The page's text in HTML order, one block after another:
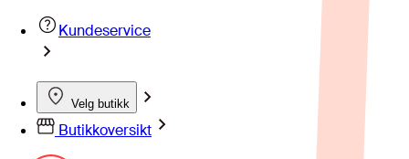
Kundeservice
Velg butikk
Butikkoversikt